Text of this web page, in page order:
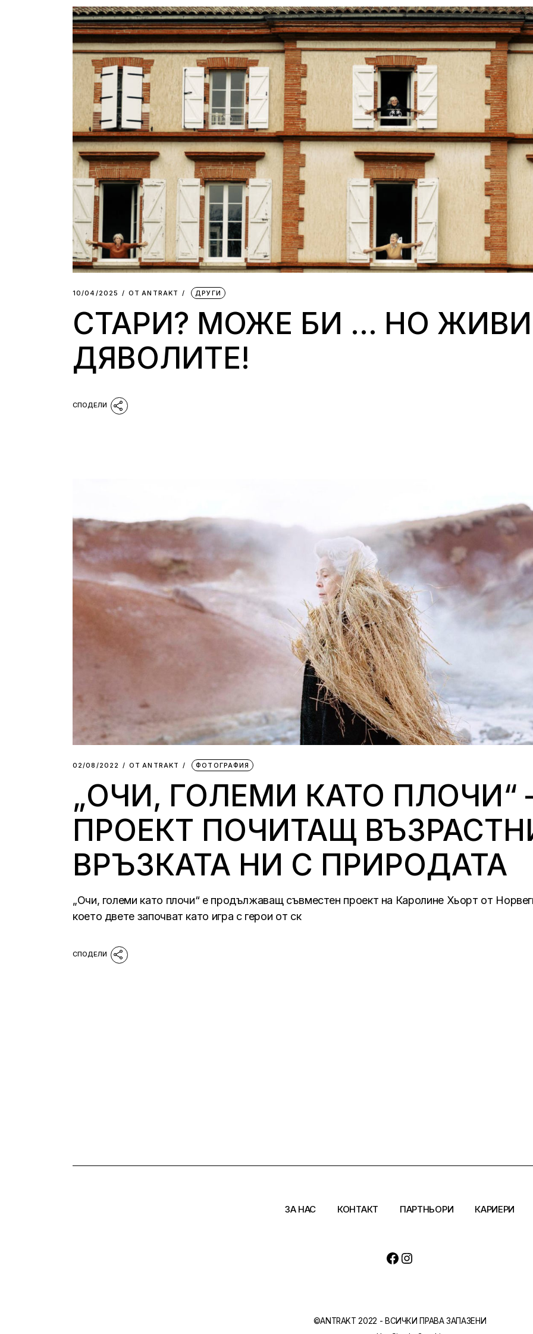
Силни жени
Насам-натам
Други
10/04/2025 ОТ АNTRAKT ДРУГИ
СТАРИ? МОЖЕ БИ … НО
ДЯВОЛИТЕ!
02/08/2022 ОТ АNTRAKT ФОТОГРАФИЯ
„ОЧИ, ГОЛЕМИ КАТО ПЛОЧИ“
ПРОЕКТ ПОЧИТАЩ
ВРЪЗКАТА НИ С ПРИРОДАТА
„Очи, големи като плочи“ е продължаващ съвместен проект на Каролине Хьорт от
което двете започват като игра с герои от ск
ЗА НАС КОНТАКТ ПАРТНЬОРИ КАРИЕРИ
Facebook
Instagram
©ANTRAKT 2022 - ВСИЧКИ ПРАВА ЗАПАЗЕНИ